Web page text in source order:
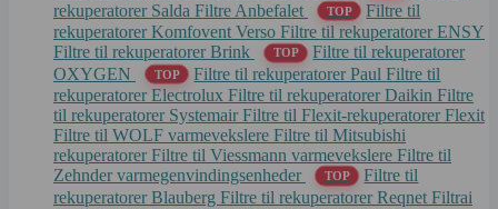
rekuperatorer Salda Filtre Anbefalet TOP
Filtre til
rekuperatorer Komfovent Verso Filtre til rekuperatorer ENSY
Filtre til rekuperatorer Brink
TOP
Filtre til rekuperatorer
OXYGEN
TOP Filtre til rekuperatorer PaulFiltre til
rekuperatorer Electrolux Filtre til rekuperatorer Daikin Filtre
til rekuperatorer Systemair Filtre til Flexit-rekuperatorer Flexit
Filtre til WOLF varmevekslere Filtre til Mitsubishi
rekuperatorer Filtre til Viessmann varmevekslere Filtre til
Zehnder varmegenvindingsenheder
TOP
Filtre til
rekuperatorer Blauberg Filtre til rekuperatorer Reqnet Filtrai